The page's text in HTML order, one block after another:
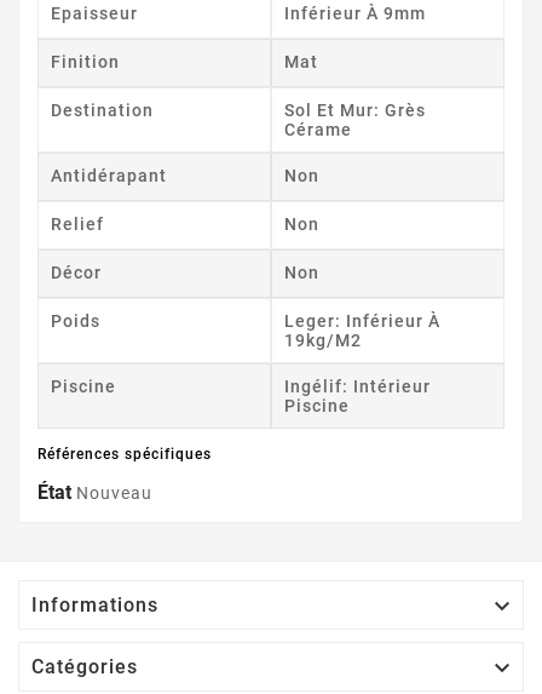
Epaisseur Inférieur À 9mm
Finition Mat
Destination
Sol Et Mur: Grès
Cérame
Antidérapant Non
Relief Non
Décor Non
Poids
Leger: Inférieur À
19kg/m2
Piscine
Ingélif: Intérieur
Piscine
Références spécifiques
État Nouveau
Informations 
Catégories 